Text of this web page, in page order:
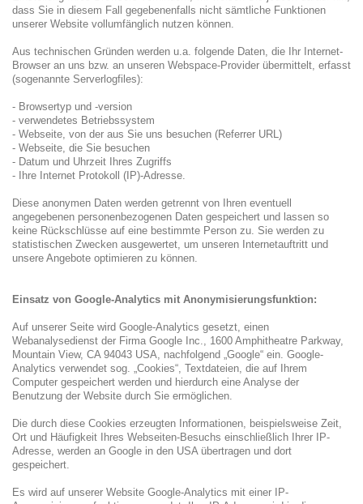
dass Sie in diesem Fall gegebenenfalls nicht sämtliche Funktionen
unserer Website vollumfänglich nutzen können.
Aus technischen Gründen werden u.a. folgende Daten, die Ihr Internet-
Browser an uns bzw. an unseren Webspace-Provider übermittelt, erfasst
(sogenannte Serverlogfiles):
- Browsertyp und -version
- verwendetes Betriebssystem
- Webseite, von der aus Sie uns besuchen (Referrer URL)
- Webseite, die Sie besuchen
- Datum und Uhrzeit Ihres Zugriffs
- Ihre Internet Protokoll (IP)-Adresse.
Diese anonymen Daten werden getrennt von Ihren eventuell
angegebenen personenbezogenen Daten gespeichert und lassen so
keine Rückschlüsse auf eine bestimmte Person zu. Sie werden zu
statistischen Zwecken ausgewertet, um unseren Internetauftritt und
unsere Angebote optimieren zu können.
Einsatz von Google-Analytics mit Anonymisierungsfunktion:
Auf unserer Seite wird Google-Analytics gesetzt, einen
Webanalysedienst der Firma Google Inc., 1600 Amphitheatre Parkway,
Mountain View, CA 94043 USA, nachfolgend „Google“ ein. Google-
Analytics verwendet sog. „Cookies“, Textdateien, die auf Ihrem
Computer gespeichert werden und hierdurch eine Analyse der
Benutzung der Website durch Sie ermöglichen.
Die durch diese Cookies erzeugten Informationen, beispielsweise Zeit,
Ort und Häufigkeit Ihres Webseiten-Besuchs einschließlich Ihrer IP-
Adresse, werden an Google in den USA übertragen und dort
gespeichert.
Es wird auf unserer Website Google-Analytics mit einer IP-